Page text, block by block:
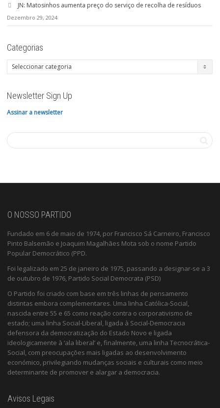
JN: Matosinhos aumenta preço do serviço de recolha de resíduos
Dezembro 29, 2024
Categorias
Categorias
Newsletter Sign Up
Assinar a newsletter
O NOSSO PARTIDO
Fundado em 6 de maio de 1974, por Francisco Sá Carneiro, Francisco
Pinto Balsemão e Joaquim Magalhães Mota sob o nome Partido
Popular Democrático (PPD.
Foi legalizado em 25 de janeiro de 1975, passando a designar-se a 3
de outubro de 1976, Partido Social Democrata (PSD)
O Partido foi criado com base em três linhas de pensamento
distintas embora complementares. Uma linha Católica-Social,
nascida entre 55 e 65 como reação contra o corporativismo de
estado; uma linha Social-Liberal, ligada à Social-Democracia
defensora da democratização do Estado Novo e ligada
ideologicamente à ‘ala liberal’ e, finalmente, uma linha Tecnocrática-
Social, com preocupações mais ligadas ao desenvolvimento
económico, privilegiando mudanças sociais e culturais como meio
determinante de promover e alargar a democracia.
Avisos Legais